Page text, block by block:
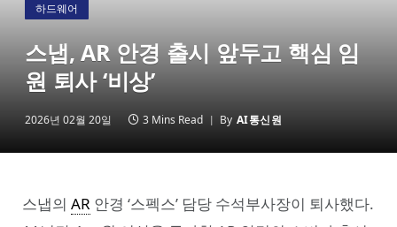
하드웨어
스냅, AR 안경 출시 앞두고 핵심 임
원 퇴사 ‘비상’
2026년 02월 20일 3 Mins Read By AI통신원
스냅의 AR 안경 ‘스펙스’ 담당 수석부사장이 퇴사했다.